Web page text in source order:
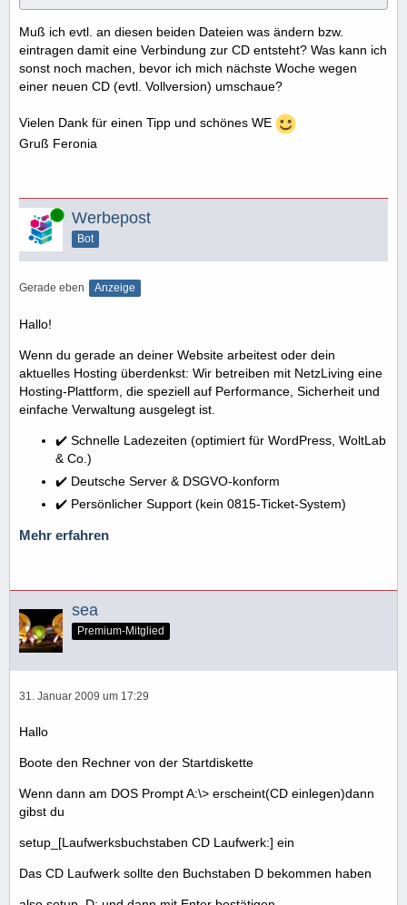
Muß ich evtl. an diesen beiden Dateien was ändern bzw.
eintragen damit eine Verbindung zur CD entsteht? Was kann ich
sonst noch machen, bevor ich mich nächste Woche wegen
einer neuen CD (evtl. Vollversion) umschaue?
Vielen Dank für einen Tipp und schönes WE
Gruß Feronia
Online Werbepost
Bot
Gerade eben Anzeige
Hallo!
Wenn du gerade an deiner Website arbeitest oder dein
aktuelles Hosting überdenkst: Wir betreiben mit NetzLiving eine
Hosting-Plattform, die speziell auf Performance, Sicherheit und
einfache Verwaltung ausgelegt ist.
✔️ Schnelle Ladezeiten (optimiert für WordPress, WoltLab
& Co.)
✔️ Deutsche Server & DSGVO-konform
✔️ Persönlicher Support (kein 0815-Ticket-System)
Mehr erfahren
sea
Premium-Mitglied
31. Januar 2009 um 17:29
Hallo
Boote den Rechner von der Startdiskette
Wenn dann am DOS Prompt A:\> erscheint(CD einlegen)dann
gibst du
setup_[Laufwerksbuchstaben CD Laufwerk:] ein
Das CD Laufwerk sollte den Buchstaben D bekommen haben